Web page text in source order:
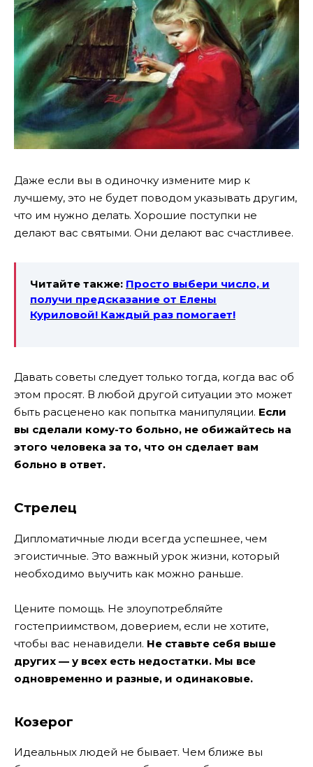
Даже если вы в одиночку измените мир к
лучшему, это не будет поводом указывать другим,
что им нужно делать. Хорошие поступки не
делают вас святыми. Они делают вас счастливее.
Читайте также: Просто выбери число, и
получи предсказание от Елены
Куриловой! Каждый раз помогает!
Давать советы следует только тогда, когда вас об
этом просят. В любой другой ситуации это может
быть расценено как попытка манипуляции. Если
вы сделали кому-то больно, не обижайтесь на
этого человека за то, что он сделает вам
больно в ответ.
Стрелец
Дипломатичные люди всегда успешнее, чем
эгоистичные. Это важный урок жизни, который
необходимо выучить как можно раньше.
Цените помощь. Не злоупотребляйте
гостеприимством, доверием, если не хотите,
чтобы вас ненавидели. Не ставьте себя выше
других — у всех есть недостатки. Мы все
одновременно и разные, и одинаковые.
Козерог
Идеальных людей не бывает. Чем ближе вы